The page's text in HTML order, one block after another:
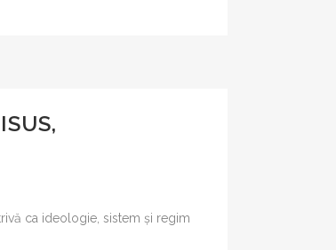
ca ideologie, sistem și regim